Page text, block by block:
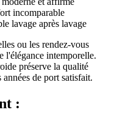
incomparable
lavage après lavage
ou les rendez-vous
l'élégance intemporelle.
préserve la qualité
de port satisfait.
: